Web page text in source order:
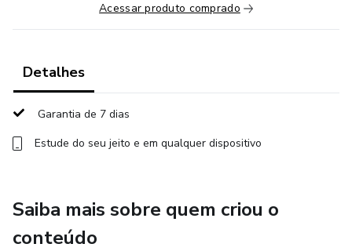
Acessar produto comprado
Detalhes
Garantia de 7 dias
Estude do seu jeito e em qualquer dispositivo
Saiba mais sobre quem criou o
conteúdo